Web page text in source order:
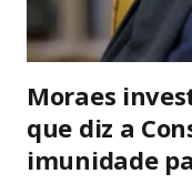
Moraes
que diz a
imunidade